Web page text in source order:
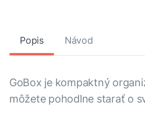
Popis Návod
GoBox je kompaktný
môžete pohodlne starať o